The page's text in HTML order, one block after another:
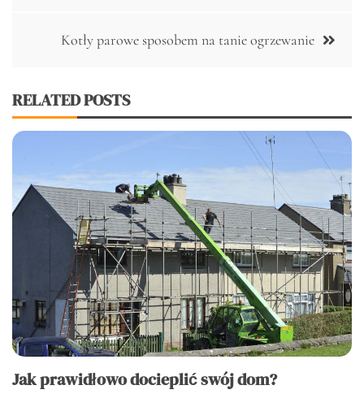
Kotły parowe sposobem na tanie ogrzewanie
RELATED POSTS
Jak prawidłowo docieplić swój dom?